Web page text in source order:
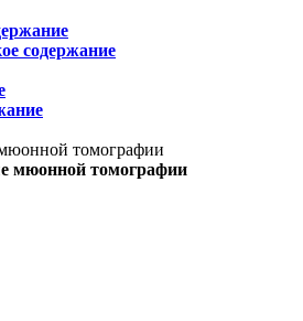
содержание
мюонной томографии